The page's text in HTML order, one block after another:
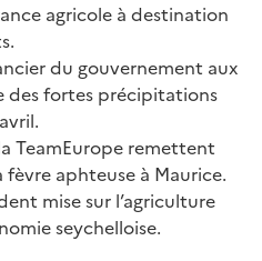
agricole à destination
du gouvernement aux
des fortes précipitations
TeamEurope remettent
aphteuse à Maurice.
mise sur l’agriculture
seychelloise.